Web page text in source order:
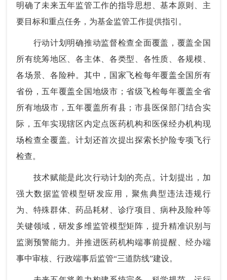
明确了未来五年监管工作的指导思想、基本原则、主
要目标和重点任务，为基金监管工作提供指引。
行动计划明确推动监督检查全面覆盖，覆盖全国
所有统筹地区、各主体、各类型、各性质、各规模、
各场景、各险种。其中，国家飞检每年覆盖全国所有
省份，五年覆盖全国地级市；省级飞检每年覆盖全省
所有地级市，五年覆盖所有县；市县医保部门结合实
际，五年实现辖区内定点医药机构和医保经办机构现
场检查全覆盖。计划还首次提出探索长护险专项飞行
检查。
技术赋能是此次行动计划的亮点。计划提出，加
强大数据监管模型研发应用，聚焦典型违法违规行
为、特殊群体、药品耗材、诊疗项目、病种及险种等
关键领域，研发多维监管模型矩阵，提升精准识别与
监测预警能力。并推进医药机构端事前提醒、经办端
事中审核、行政端事后监管“三道防线”建设。